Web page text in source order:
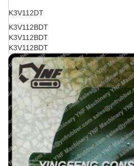
K3V112DT
K3V112BDT
K3V112BDT
K3V112BDT